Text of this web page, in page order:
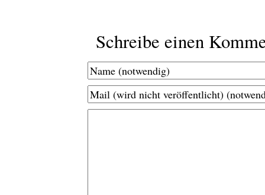
Schreibe einen